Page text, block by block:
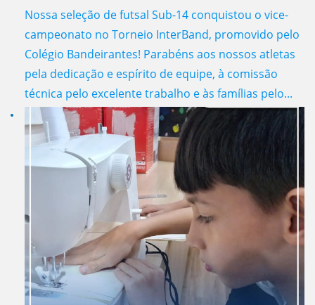
Nossa seleção de futsal Sub-14 conquistou o vice-
campeonato no Torneio InterBand, promovido pelo
Colégio Bandeirantes! Parabéns aos nossos atletas
pela dedicação e espírito de equipe, à comissão
técnica pelo excelente trabalho e às famílias pelo...